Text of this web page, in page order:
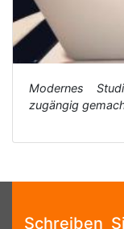
Modernes
zugängig
Schreiben